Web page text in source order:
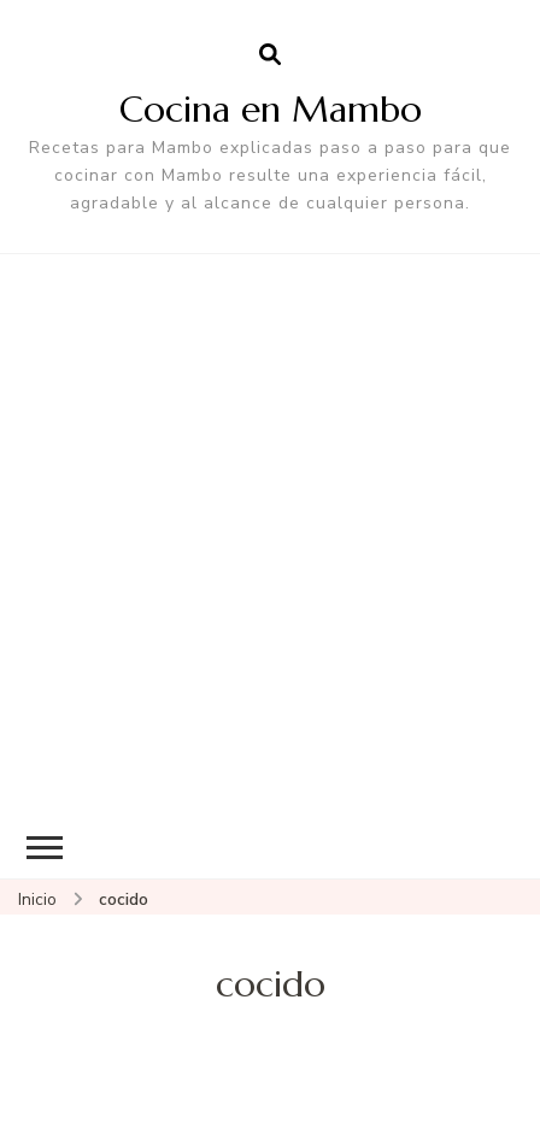
Cocina en Mambo
Recetas para Mambo explicadas paso a paso para que
cocinar con Mambo resulte una experiencia fácil,
agradable y al alcance de cualquier persona.
Inicio cocido
cocido